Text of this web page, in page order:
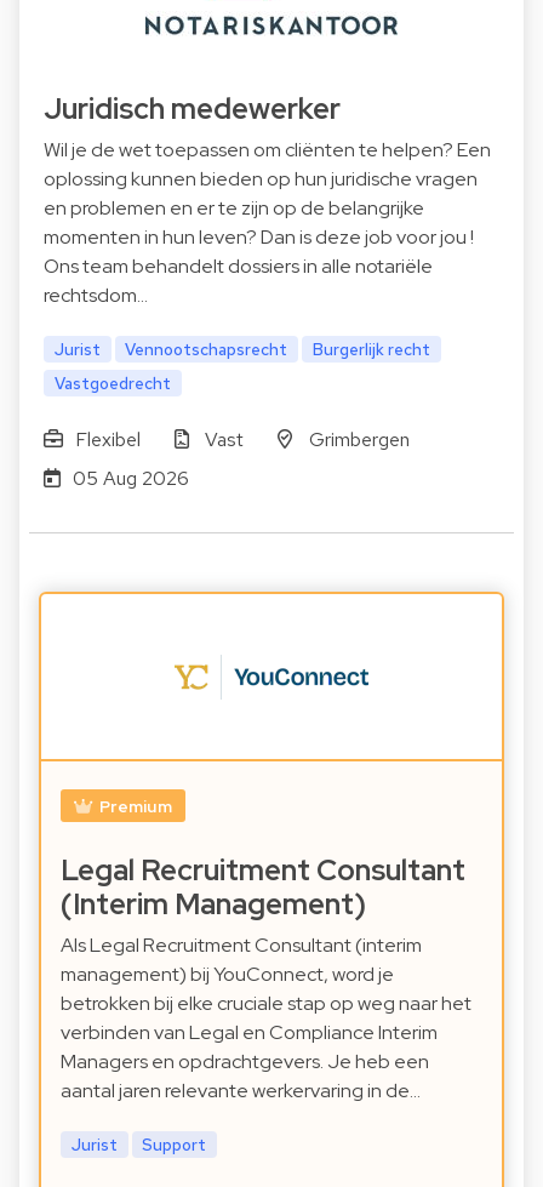
Juridisch medewerker
Wil je de wet toepassen om cliënten te helpen? Een
oplossing kunnen bieden op hun juridische vragen
en problemen en er te zijn op de belangrijke
momenten in hun leven? Dan is deze job voor jou !
Ons team behandelt dossiers in alle notariële
rechtsdom…
Jurist Vennootschapsrecht
Burgerlijk recht
Vastgoedrecht
Flexibel Vast
Grimbergen
05 Aug 2026
Premium
Legal Recruitment Consultant
(Interim Management)
Als Legal Recruitment Consultant (interim
management) bij YouConnect, word je
betrokken bij elke cruciale stap op weg naar het
verbinden van Legal en Compliance Interim
Managers en opdrachtgevers. Je heb een
aantal jaren relevante werkervaring in de…
Jurist Support